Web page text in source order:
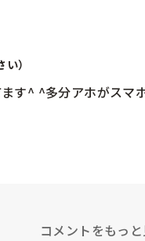
）
す^ ^多分アホがスマ
コメントをもっ